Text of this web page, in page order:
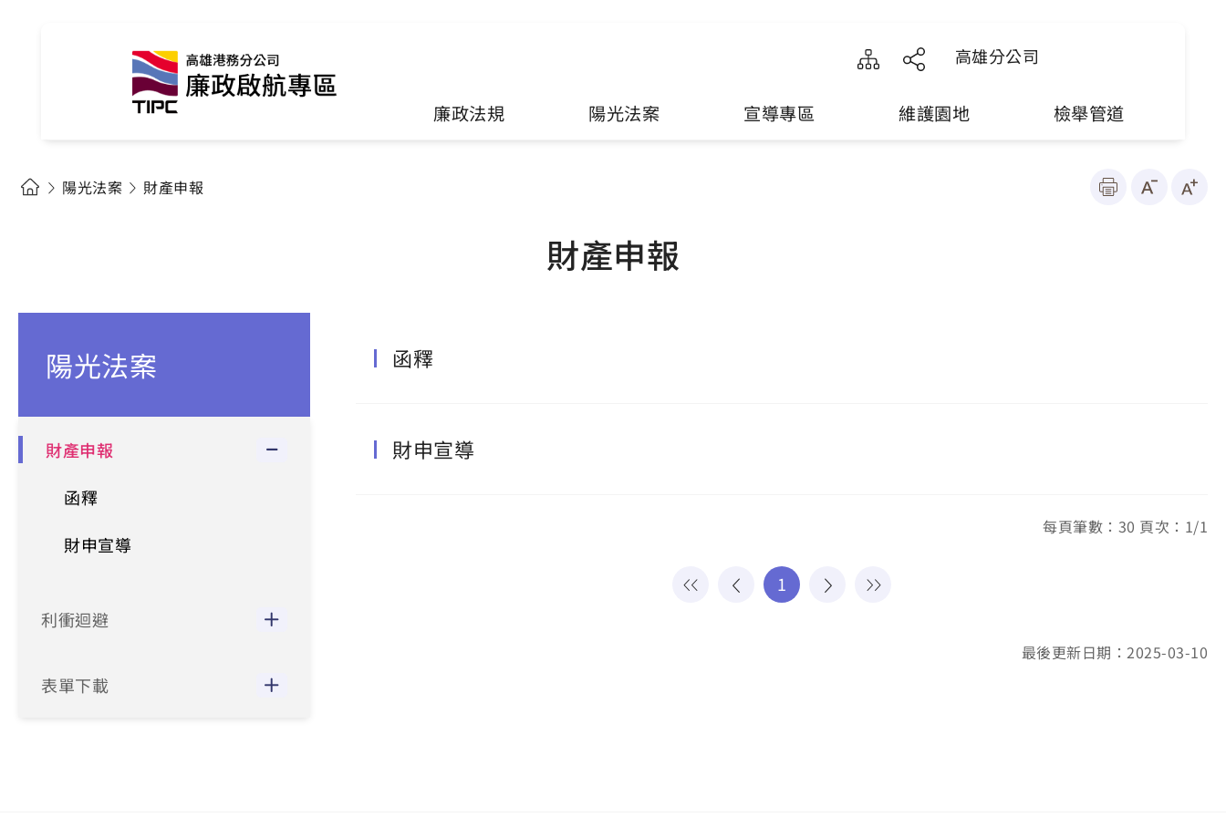
高雄分公司
廉政法規 陽光法案 宣導專區 維護園地 檢舉管道
陽光法案 財產申報
財產申報
陽光法案
財產申報
函釋
財申宣導
利衝迴避
表單下載
函釋
財申宣導
每頁筆數：30 頁次：1/1
1
最後更新日期：2025-03-10